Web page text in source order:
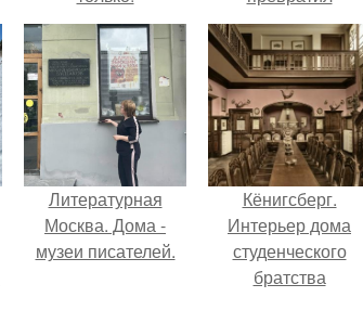
солнечные ожоги в
арт - объект.
Литературная
Москва. Дома -
музеи писателей.
Кёнигсберг.
Интерьер дома
студенческого
братства